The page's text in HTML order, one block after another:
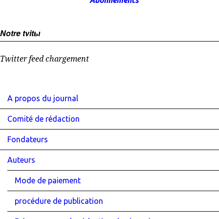
Notre tvitы
Twitter feed chargement
A propos du journal
Comité de rédaction
Fondateurs
Auteurs
Mode de paiement
procédure de publication